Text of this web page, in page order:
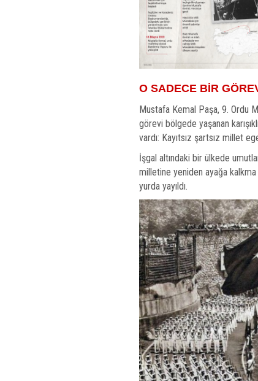
O SADECE BİR
Mustafa Kemal Paşa, 9. Ordu
görevi bölgede yaşanan
vardı: Kayıtsız şartsız millet
İşgal altındaki bir ülkede
milletine yeniden ayağa
yurda yayıldı.